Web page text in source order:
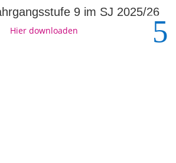
9 im SJ 2025/26
Hier downloaden